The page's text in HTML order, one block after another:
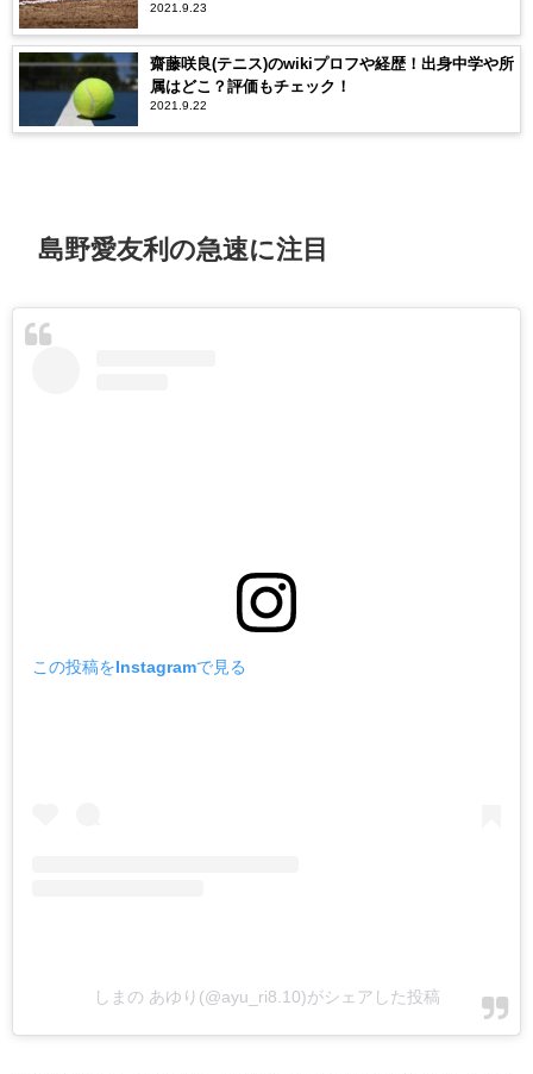
2021.9.23
齋藤咲良(テニス)のwikiプロフや経歴！出身中学や所
属はどこ？評価もチェック！
2021.9.22
島野愛友利の急速に注目
この投稿をInstagramで見る
しまの あゆり(@ayu_ri8.10)がシェアした投稿